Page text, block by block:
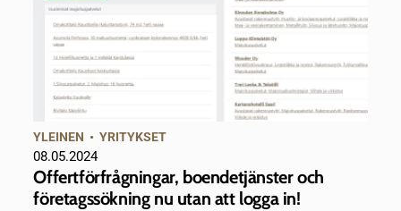
YLEINEN •YRITYKSET
08.05.2024
Offertförfrågningar, boendetjänster och
företagssökning nu utan att logga in!